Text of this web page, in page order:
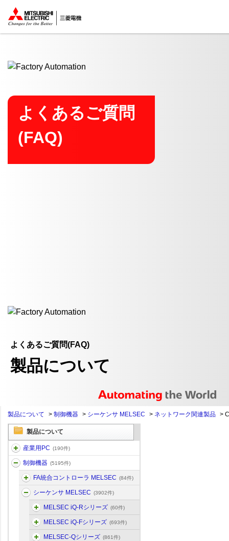
ここから本文
よくあるご質問
(FAQ)
よくあるご質問(FAQ)
製品について
製品について > 制御機器 > シーケンサ MELSEC > ネットワーク関連製品 >
製品について
産業用PC (190件)
制御機器 (5195件)
FA統合コントローラ MELSEC (84件)
シーケンサ MELSEC (3902件)
MELSEC iQ-Rシリーズ (60件)
MELSEC iQ-Fシリーズ (693件)
MELSEC-Qシリーズ (861件)